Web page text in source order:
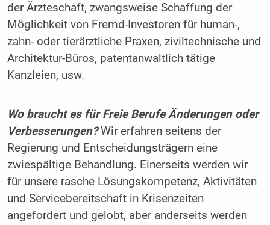
der Ärzteschaft, zwangsweise Schaffung der
Möglichkeit von Fremd-Investoren für human-,
zahn- oder tierärztliche Praxen, ziviltechnische und
Architektur-Büros, patentanwaltlich tätige
Kanzleien, usw.
Wo braucht es für Freie Berufe Änderungen oder
Verbesserungen?Wir erfahren seitens der
Regierung und Entscheidungsträgern eine
zwiespältige Behandlung. Einerseits werden wir
für unsere rasche Lösungskompetenz, Aktivitäten
und Servicebereitschaft in Krisenzeiten
angefordert und gelobt, aber anderseits werden